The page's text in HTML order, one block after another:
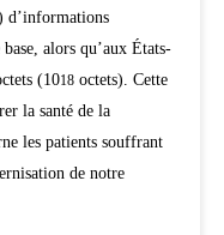
d’informations
base, alors qu’aux États-
(1018 octets). Cette
la santé de la
les patients souffrant
de notre